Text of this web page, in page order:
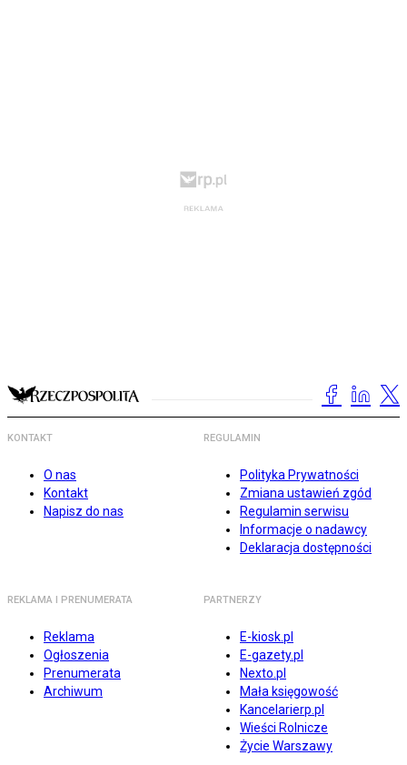
KONTAKT
O nas
Kontakt
Napisz do nas
REGULAMIN
Polityka Prywatności
Zmiana ustawień zgód
Regulamin serwisu
Informacje o nadawcy
Deklaracja dostępności
REKLAMA I PRENUMERATA
Reklama
Ogłoszenia
Prenumerata
Archiwum
PARTNERZY
E-kiosk.pl
E-gazety.pl
Nexto.pl
Mała księgowość
Kancelarierp.pl
Wieści Rolnicze
Życie Warszawy